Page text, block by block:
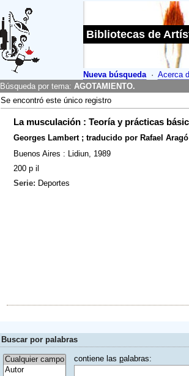
Bibliotecas de
Nueva búsqueda · Acerca
Búsqueda por tema: AGOTAMIENTO.
Se encontró este único registro
La musculación : Teoría y prácticas
Georges Lambert ; traducido por Rafael
Buenos Aires : Lidiun, 1989
200 p il
Serie: Deportes
Buscar por palabras
contiene las palabras: